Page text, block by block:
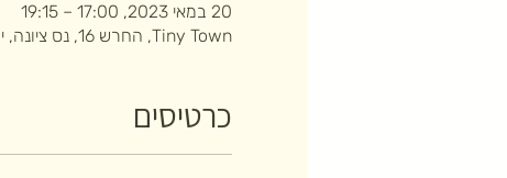
20 במאי 2023, 17:00 – 19:15
Tiny Town, החרש 16, נס ציונה, ישראל
כרטיסים